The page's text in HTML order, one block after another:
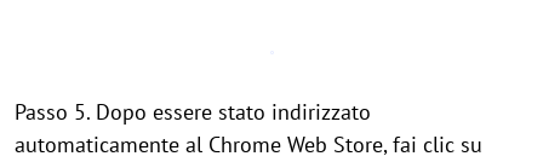
Passo 5. Dopo essere stato indirizzato
automaticamente al Chrome Web Store, fai clic su